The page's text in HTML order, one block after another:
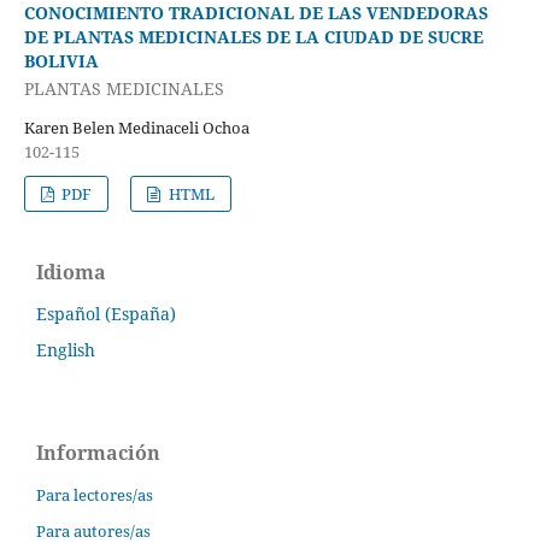
CONOCIMIENTO TRADICIONAL DE LAS VENDEDORAS
DE PLANTAS MEDICINALES DE LA CIUDAD DE SUCRE
BOLIVIA
PLANTAS MEDICINALES
Karen Belen Medinaceli Ochoa
102-115
PDF
HTML
Idioma
Español (España)
English
Información
Para lectores/as
Para autores/as